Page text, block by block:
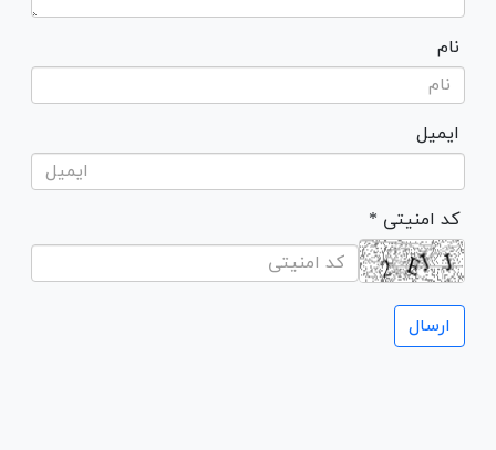
نام
ایمیل
* کد امنیتی